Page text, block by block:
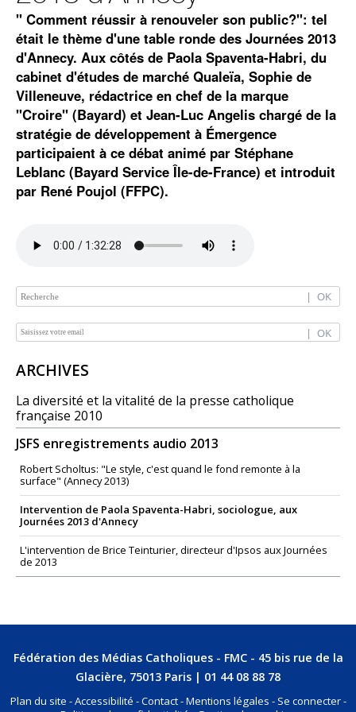
NAVIGATION
ARCHIVES
La diversité et la vitalité de la presse catholique
française 2010
JSFS enregistrements audio 2013
Robert Scholtus: "Le style, c'est quand le fond remonte à la
surface" (Annecy 2013)
Intervention de Paola Spaventa-Habri, sociologue, aux
Journées 2013 d'Annecy
L'intervention de Brice Teinturier, directeur d'Ipsos aux Journées
de 2013
" Comment réussir à renouveler son public?": tel
était le thème d'une table ronde des Journées 2013
d'Annecy. Aux côtés de Paola Spaventa-Habri, du
cabinet d'études de marché Qualeïa, Sophie de
Villeneuve, rédactrice en chef de la marque
"Croire" (Bayard) et Jean-Luc Angelis chargé de la
stratégie de développement à Émergence
participaient à ce débat animé par Stéphane
Leblanc (Bayard Service Île-de-France) et introduit
par René Poujol (FFPC).
Fédération des Médias Catholiques - FMC - 45 bis rue de la
Glacière, 75013 Paris | 01 44 08 88 78
Plan du site Accessibilité Contact Mentions légales
Se connecter